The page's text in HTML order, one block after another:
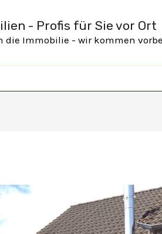
- Profis für Sie vor Ort
die Immobilie - wir kommen